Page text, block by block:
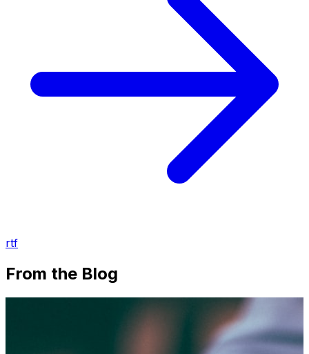
rtf
From the Blog